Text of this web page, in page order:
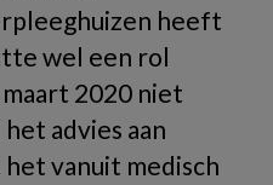
heeft
wel een rol
maart 2020 niet
advies aan
vanuit medisch